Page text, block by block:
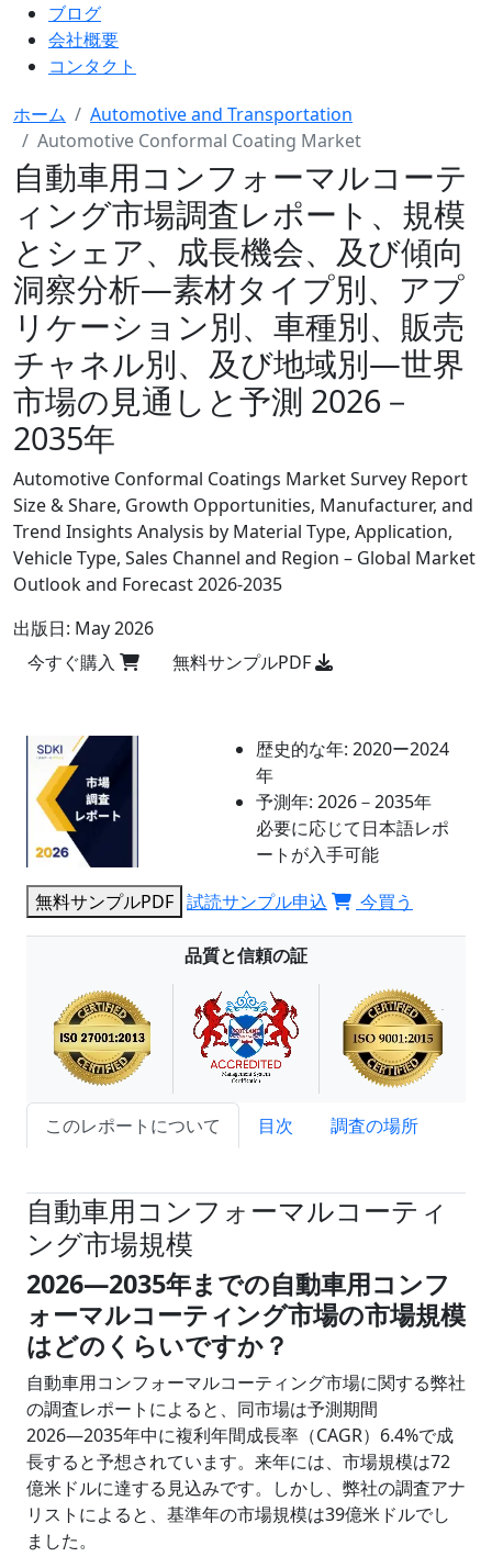
ブログ
会社概要
コンタクト
ホーム
Automotive and Transportation
Automotive Conformal Coating Market
自動車用コンフォーマルコーテ
ィング市場調査レポート、規模
とシェア、成長機会、及び傾向
洞察分析―素材タイプ別、アプ
リケーション別、車種別、販売
チャネル別、及び地域別―世界
市場の見通しと予測 2026－
2035年
Automotive Conformal Coatings Market Survey Report
Size & Share, Growth Opportunities, Manufacturer, and
Trend Insights Analysis by Material Type, Application,
Vehicle Type, Sales Channel and Region – Global Market
Outlook and Forecast 2026-2035
出版日: May 2026
今すぐ購入
無料サンプルPDF
歴史的な年: 2020ー2024
年
予測年: 2026－2035年
必要に応じて日本語レポ
ートが入手可能
無料サンプルPDF 試読サンプル申込 今買う
品質と信頼の証
このレポートについて 目次
調査の場所
自動車用コンフォーマルコーティ
ング市場規模
2026―2035年までの自動車用コンフ
ォーマルコーティング市場の市場規模
はどのくらいですか？
自動車用コンフォーマルコーティング市場に関する弊社
の調査レポートによると、同市場は予測期間
2026―2035年中に複利年間成長率（CAGR）6.4%で成
長すると予想されています。来年には、市場規模は72
億米ドルに達する見込みです。しかし、弊社の調査アナ
リストによると、基準年の市場規模は39億米ドルでし
ました。